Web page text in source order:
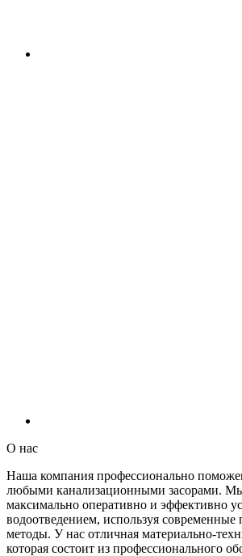
О нас
Наша компания профессионально
любыми канализационными засорами.
максимально оперативно и эффективно
водоотведением, используя современные
методы. У нас отличная материально-
которая состоит из профессионального